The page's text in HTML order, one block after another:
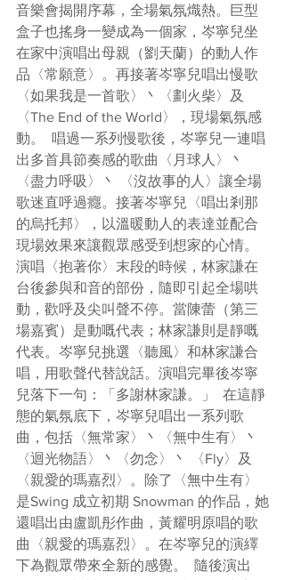
音樂會揭開序幕，全場氣氛熾熱。巨型
盒子也搖身一變成為一個家，岑寧兒坐
在家中演唱出母親（劉天蘭）的動人作
品〈常願意〉。再接著岑寧兒唱出慢歌
〈如果我是一首歌〉丶〈劃火柴〉及
〈The End of the World〉，現場氣氛感
動。  唱過一系列慢歌後，岑寧兒一連唱
出多首具節奏感的歌曲〈月球人〉丶
〈盡力呼吸〉丶 〈沒故事的人〉讓全場
歌迷直呼過癮。接著岑寧兒〈唱出剎那
的烏托邦〉，以溫暖動人的表達並配合
現場效果來讓觀眾感受到想家的心情。
演唱〈抱著你〉末段的時候，林家謙在
台後參與和音的部份，隨即引起全場哄
動，歡呼及尖叫聲不停。當陳蕾（第三
場嘉賓）是動嘅代表；林家謙則是靜嘅
代表。岑寧兒挑選〈聽風〉和林家謙合
唱，用歌聲代替說話。演唱完畢後岑寧
兒落下一句：「多謝林家謙。」  在這靜
態的氣氛底下，岑寧兒唱出一系列歌
曲，包括〈無常家〉丶〈無中生有〉丶
〈迴光物語〉丶〈勿念〉丶 〈Fly〉及
〈親愛的瑪嘉烈〉。除了〈無中生有〉
是Swing 成立初期 Snowman 的作品，她
還唱出由盧凱彤作曲，黃耀明原唱的歌
曲〈親愛的瑪嘉烈〉。在岑寧兒的演繹
下為觀眾帶來全新的感覺。  隨後演出